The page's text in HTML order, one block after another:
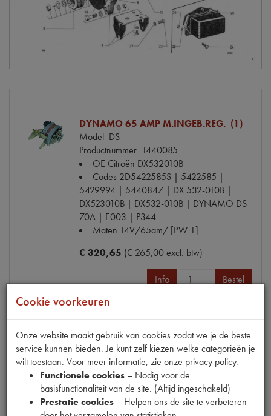
DYNAMO 65 AMP M.INGEB.REG. (1)
Model DS
Productnummer 1440085
OE Citroën DX532010B
Codes 2D5422585S | 5422585 |
5429994 | 5440847 | DX 532-010B |
DX523010B | DX532-010B | DYNAMO DS
70A | E003 | P344
Maten 14V/65am/ [PW 1]
€ 320,65 (€ 265,00 excl. btw)
Info Bestel
V-SNAAR DYNAMO 10x950
DS 66-67
Productnummer1480950
OE Citroën
D2316
Codes
M050B
Maten
10X950
Cookie voorkeuren
Onze website maakt gebruik van cookies zodat we je de beste
service kunnen bieden. Je kunt zelf kiezen welke categorieën je
wilt toestaan. Voor meer informatie, zie onze privacy policy.
Functionele cookies – Nodig voor de
basisfunctionaliteit van de site. (Altijd ingeschakeld)
Prestatie cookies – Helpen ons de site te verbeteren